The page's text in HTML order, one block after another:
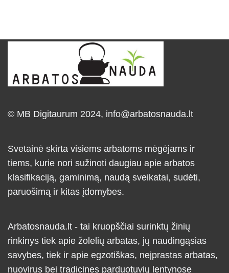
© MB Digitaurum 2024, info@arbatosnauda.lt
Svetainė skirta visiems arbatoms mėgėjams ir
tiems, kurie nori sužinoti daugiau apie arbatos
klasifikaciją, gaminimą, naudą sveikatai, sudėti,
paruošimą ir kitas įdomybes.
Arbatosnauda.lt - tai kruopščiai surinktų žinių
rinkinys tiek apie žolelių arbatas, jų naudingąsias
savybes, tiek ir apie egzotiškas, neįprastas arbatas,
nuovirus bei tradicines parduotuvių lentynose